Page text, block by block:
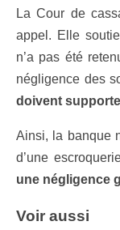
La Cour de
appel. Elle
n’a pas été
négligence des
doivent
Ainsi, la banque
d’une
une négligence
Voir aussi